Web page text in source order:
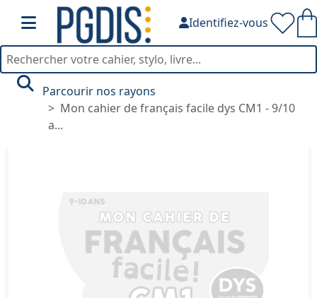
Identifiez-vous
Parcourir nos rayons
Mon cahier de français facile dys CM1 - 9/10
a...